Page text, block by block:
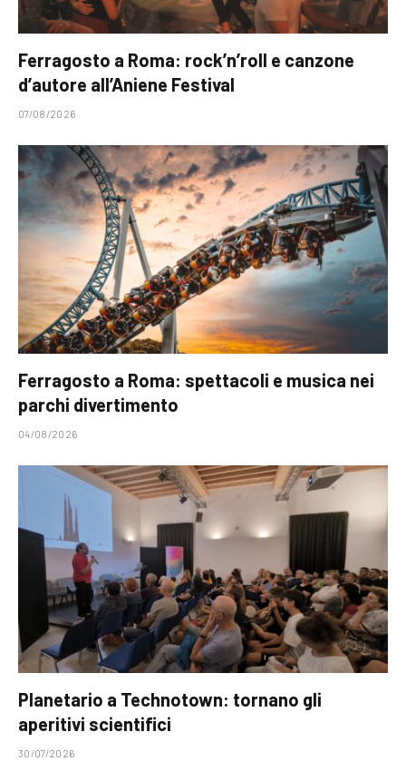
Ferragosto a Roma: rock’n’roll e canzone
d’autore all’Aniene Festival
07/08/2026
Ferragosto a Roma: spettacoli e musica nei
parchi divertimento
04/08/2026
Planetario a Technotown: tornano gli
aperitivi scientifici
30/07/2026